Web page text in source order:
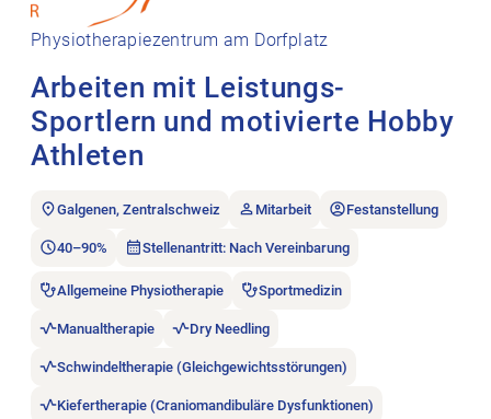
Physiotherapiezentrum am Dorfplatz
Arbeiten mit Leistungs-
Sportlern und motivierte Hobby
Athleten
Galgenen, Zentralschweiz Mitarbeit Festanstellung
40–90% Stellenantritt: Nach Vereinbarung
Allgemeine Physiotherapie Sportmedizin
Manualtherapie Dry Needling
Schwindeltherapie (Gleichgewichtsstörungen)
Kiefertherapie (Craniomandibuläre Dysfunktionen)